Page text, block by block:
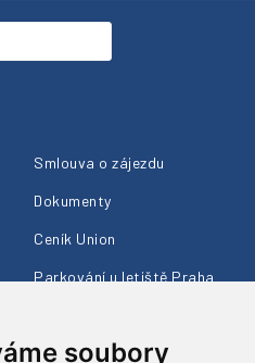
soubory
Smlouva o zájezdu
Dokumenty
Ceník Union
Parkování u letiště Praha
Ohlasy klientů